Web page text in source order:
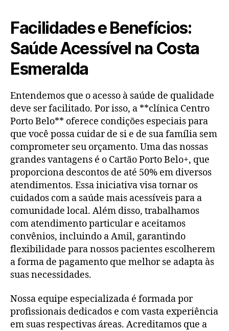
Facilidades e Benefícios:
Saúde Acessível na Costa
Esmeralda
Entendemos que o acesso à saúde de qualidade
deve ser facilitado. Por isso, a **clínica Centro
Porto Belo** oferece condições especiais para
que você possa cuidar de si e de sua família sem
comprometer seu orçamento. Uma das nossas
grandes vantagens é o Cartão Porto Belo+, que
proporciona descontos de até 50% em diversos
atendimentos. Essa iniciativa visa tornar os
cuidados com a saúde mais acessíveis para a
comunidade local. Além disso, trabalhamos
com atendimento particular e aceitamos
convênios, incluindo a Amil, garantindo
flexibilidade para nossos pacientes escolherem
a forma de pagamento que melhor se adapta às
suas necessidades.
Nossa equipe especializada é formada por
profissionais dedicados e com vasta experiência
em suas respectivas áreas. Acreditamos que a